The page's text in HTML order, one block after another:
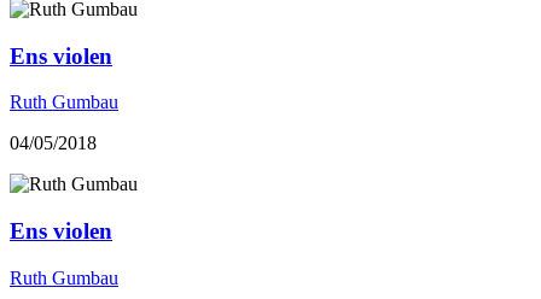
Ens violen
Ruth Gumbau
04/05/2018
Ens violen
Ruth Gumbau